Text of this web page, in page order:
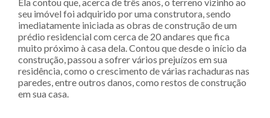
seu imóvel foi adquirido por uma construtora, sendo
imediatamente iniciada as obras de construção de um
prédio residencial com cerca de 20 andares que fica
muito próximo à casa dela. Contou que desde o início da
construção, passou a sofrer vários prejuízos em sua
residência, como o crescimento de várias rachaduras nas
paredes, entre outros danos, como restos de construção
em sua casa.